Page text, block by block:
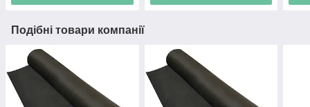
Подібні товари компанії